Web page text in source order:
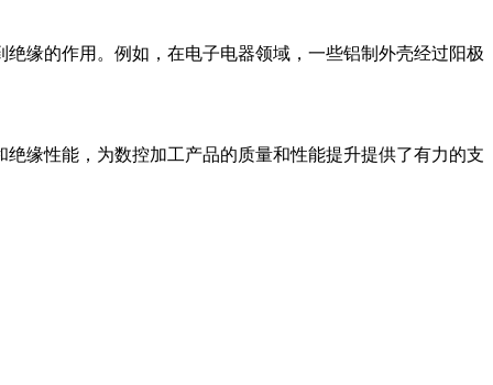
缘的作用。例如，在电子电器领域，一些铝制外壳经过阳极
缘性能，为数控加工产品的质量和性能提升提供了有力的支